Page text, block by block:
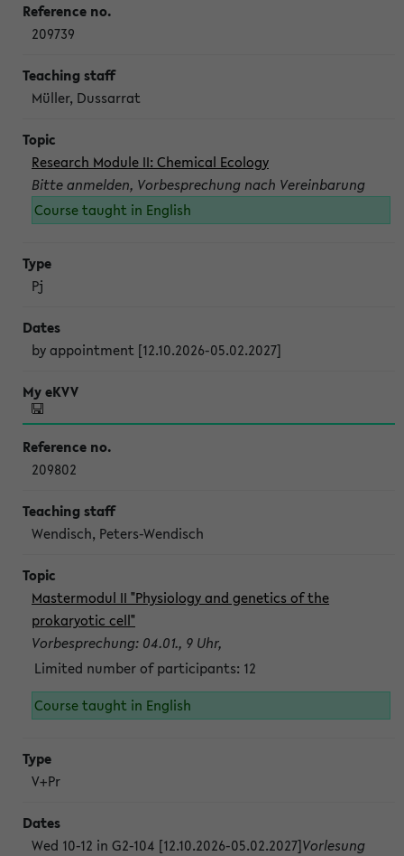
209739
Müller, Dussarrat
Research Module II: Chemical Ecology
Bitte anmelden, Vorbesprechung nach Vereinbarung
Course taught in English
Pj
by appointment [12.10.2026-05.02.2027]
209802
Wendisch, Peters-Wendisch
Mastermodul II "Physiology and genetics of the
prokaryotic cell"
Vorbesprechung: 04.01., 9 Uhr,
Limited number of participants: 12
Course taught in English
V+Pr
Wed 10-12 in G2-104 [12.10.2026-05.02.2027]Vorlesung